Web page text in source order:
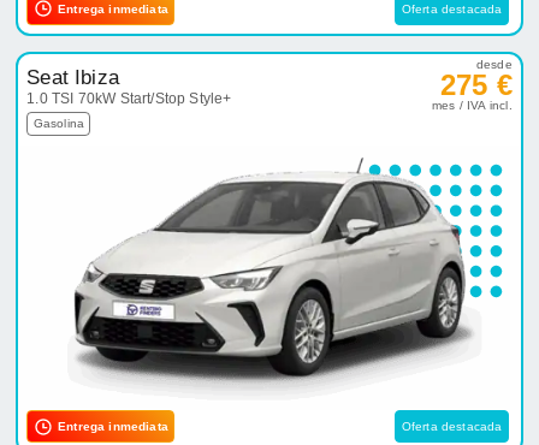
Entrega inmediata Oferta destacada
Seat Ibiza
1.0 TSI 70kW Start/Stop Style+
Gasolina
desde
275 €
mes / IVA incl.
Entrega inmediata Oferta destacada